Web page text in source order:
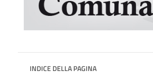
INDICE DELLA PAGINA